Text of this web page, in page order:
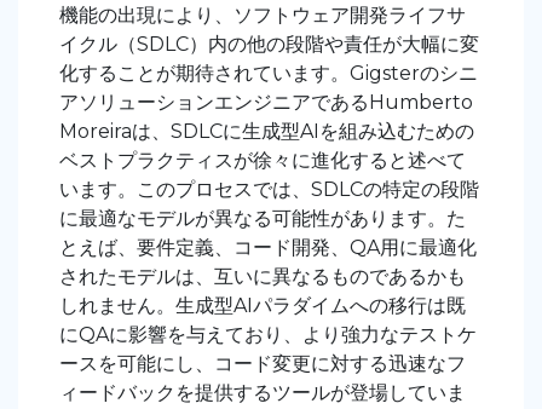
機能の出現により、ソフトウェア開発ライフサ
イクル（SDLC）内の他の段階や責任が大幅に変
化することが期待されています。Gigsterのシニ
アソリューションエンジニアであるHumberto
Moreiraは、SDLCに生成型AIを組み込むための
ベストプラクティスが徐々に進化すると述べて
います。このプロセスでは、SDLCの特定の段階
に最適なモデルが異なる可能性があります。た
とえば、要件定義、コード開発、QA用に最適化
されたモデルは、互いに異なるものであるかも
しれません。生成型AIパラダイムへの移行は既
にQAに影響を与えており、より強力なテストケ
ースを可能にし、コード変更に対する迅速なフ
ィードバックを提供するツールが登場していま